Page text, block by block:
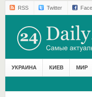
RSS Twitter
УКРАИНА КИЕВ МИР